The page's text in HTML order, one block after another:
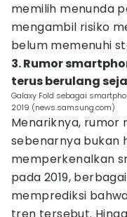
memilih menunda
mengambil risiko
belum memenuhi
3. Rumor
terus berulang
Galaxy Fold sebagai
2019 (news.samsung.com)
Menariknya, rumor
sebenarnya bukan
memperkenalkan
pada 2019,
memprediksi